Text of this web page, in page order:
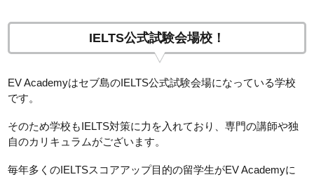
IELTS公式試験会場校！
EV Academyはセブ島のIELTS公式試験会場になっている学校
です。
そのため学校もIELTS対策に力を入れており、専門の講師や独
自のカリキュラムがございます。
毎年多くのIELTSスコアアップ目的の留学生がEV Academyに